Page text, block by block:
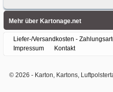
Mehr über Kartonage.net
Liefer-/Versandkosten -
Impressum
Kontakt
© 2026 - Karton, Kartons,